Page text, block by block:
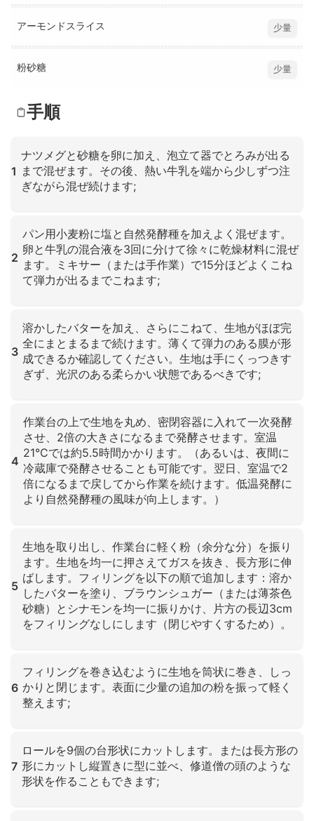
アーモンドスライス 少量
粉砂糖 少量
手順
1
ナツメグと砂糖を卵に加え、泡立て器でとろみが出る
まで混ぜます。その後、熱い牛乳を端から少しずつ注
ぎながら混ぜ続けます;
2
パン用小麦粉に塩と自然発酵種を加えよく混ぜます。
卵と牛乳の混合液を3回に分けて徐々に乾燥材料に混ぜ
ます。ミキサー（または手作業）で15分ほどよくこね
て弾力が出るまでこねます;
3
溶かしたバターを加え、さらにこねて、生地がほぼ完
全にまとまるまで続けます。薄くて弾力のある膜が形
成できるか確認してください。生地は手にくっつきす
ぎず、光沢のある柔らかい状態であるべきです;
4
作業台の上で生地を丸め、密閉容器に入れて一次発酵
させ、2倍の大きさになるまで発酵させます。室温
21°Cでは約5.5時間かかります。（あるいは、夜間に
冷蔵庫で発酵させることも可能です。翌日、室温で2
倍になるまで戻してから作業を続けます。低温発酵に
より自然発酵種の風味が向上します。）
5
生地を取り出し、作業台に軽く粉（余分な分）を振り
ます。生地を均一に押さえてガスを抜き、長方形に伸
ばします。フィリングを以下の順で追加します：溶か
したバターを塗り、ブラウンシュガー（または薄茶色
砂糖）とシナモンを均一に振りかけ、片方の長辺3cm
をフィリングなしにします（閉じやすくするため）。
6
フィリングを巻き込むように生地を筒状に巻き、しっ
かりと閉じます。表面に少量の追加の粉を振って軽く
整えます;
7
ロールを9個の台形状にカットします。または長方形の
形にカットし縦置きに型に並べ、修道僧の頭のような
形状を作ることもできます;